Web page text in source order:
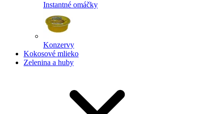
Instantné omáčky
Konzervy
Kokosové mlieko
Zelenina a huby